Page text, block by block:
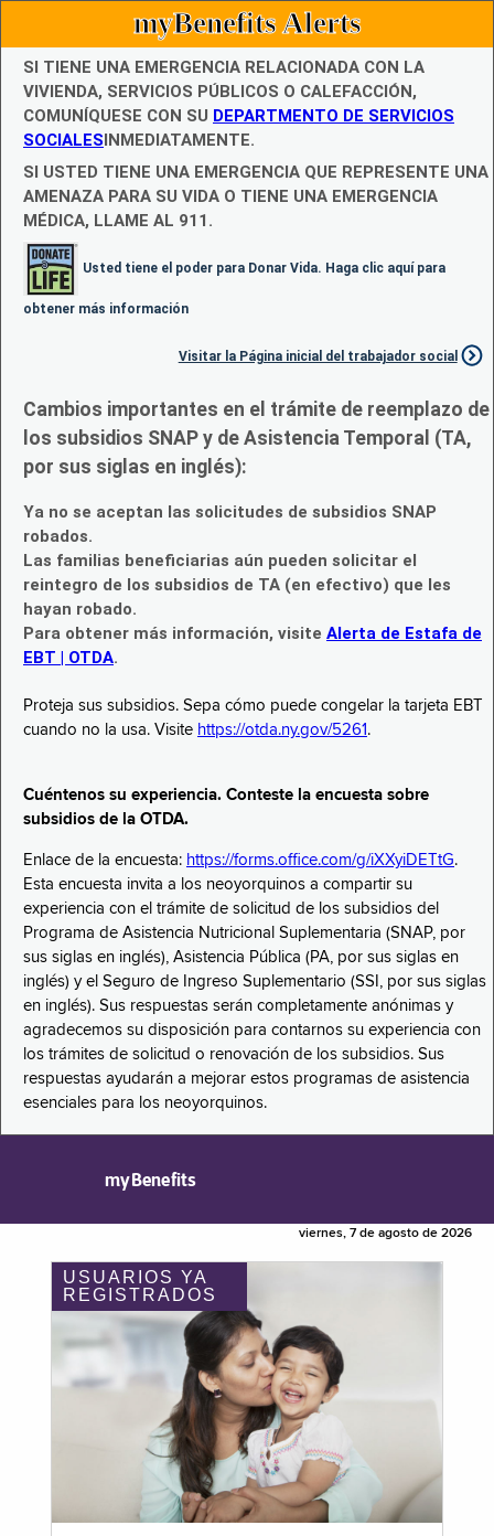
myBenefits Alerts
SI TIENE UNA EMERGENCIA RELACIONADA CON LA
VIVIENDA, SERVICIOS PÚBLICOS O CALEFACCIÓN,
COMUNÍQUESE CON SU DEPARTMENTO DE SERVICIOS
SOCIALESINMEDIATAMENTE.
SI USTED TIENE UNA EMERGENCIA QUE REPRESENTE UNA
AMENAZA PARA SU VIDA O TIENE UNA EMERGENCIA
MÉDICA, LLAME AL 911.
Usted tiene el poder para Donar Vida. Haga clic aquí para
obtener más información
Visitar la Página inicial del trabajador social
Cambios importantes en el trámite de reemplazo de
los subsidios SNAP y de Asistencia Temporal (TA,
por sus siglas en inglés):
Ya no se aceptan las solicitudes de subsidios SNAP
robados.
Las familias beneficiarias aún pueden solicitar el
reintegro de los subsidios de TA (en efectivo) que les
hayan robado.
Para obtener más información, visite Alerta de Estafa de
EBT | OTDA.
Proteja sus subsidios. Sepa cómo puede congelar la tarjeta EBT
cuando no la usa. Visite https://otda.ny.gov/5261 .
Cuéntenos su experiencia. Conteste la encuesta sobre
subsidios de la OTDA.
Enlace de la encuesta: https://forms.office.com/g/iXXyiDETtG.
Esta encuesta invita a los neoyorquinos a compartir su
experiencia con el trámite de solicitud de los subsidios del
Programa de Asistencia Nutricional Suplementaria (SNAP, por
sus siglas en inglés), Asistencia Pública (PA, por sus siglas en
inglés) y el Seguro de Ingreso Suplementario (SSI, por sus siglas
en inglés). Sus respuestas serán completamente anónimas y
agradecemos su disposición para contarnos su experiencia con
los trámites de solicitud o renovación de los subsidios. Sus
respuestas ayudarán a mejorar estos programas de asistencia
esenciales para los neoyorquinos.
myBenefits
viernes, 7 de agosto de 2026
USUARIOS YA
REGISTRADOS